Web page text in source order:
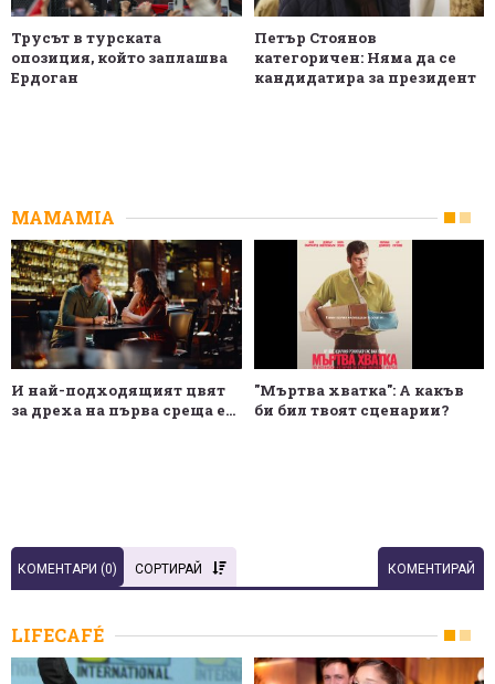
Трусът в турската
опозиция, който заплашва
Ердоган
Петър Стоянов
категоричен: Няма да се
кандидатира за президент
MAMAMIA
И най-подходящият цвят
за дреха на първа среща е...
"Мъртва хватка": А какъв
би бил твоят сценарии?
КОМЕНТАРИ (0) СОРТИРАЙ КОМЕНТИРАЙ
LIFECAFÉ